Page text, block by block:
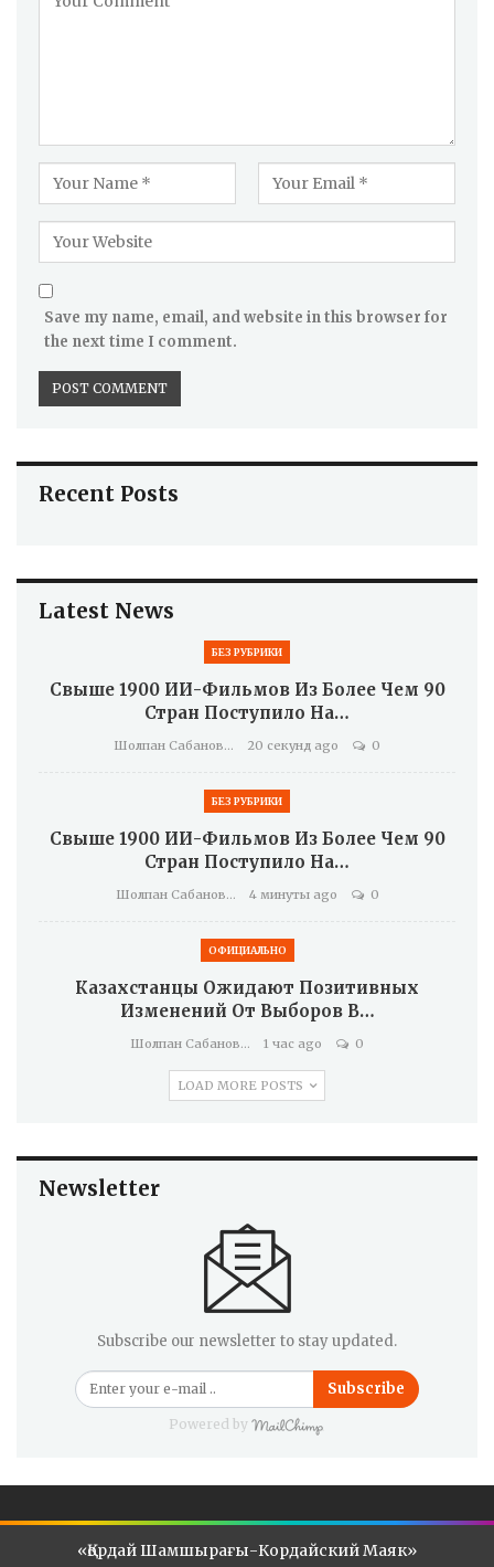
Save my name, email, and website in this browser for
the next time I comment.
Recent Posts
Latest News
БЕЗ РУБРИКИ
Свыше 1900 ИИ-Фильмов Из Более Чем 90
Стран Поступило На…
Шолпан Сабанова 20 секунд ago 0
БЕЗ РУБРИКИ
Свыше 1900 ИИ-Фильмов Из Более Чем 90
Стран Поступило На…
Шолпан Сабанова 4 минуты ago 0
ОФИЦИАЛЬНО
Казахстанцы Ожидают Позитивных
Изменений От Выборов В…
Шолпан Сабанова 1 час ago 0
LOAD MORE POSTS
Newsletter
Subscribe our newsletter to stay updated.
Subscribe
Powered by
«Қордай Шамшырағы-Кордайский Маяк»